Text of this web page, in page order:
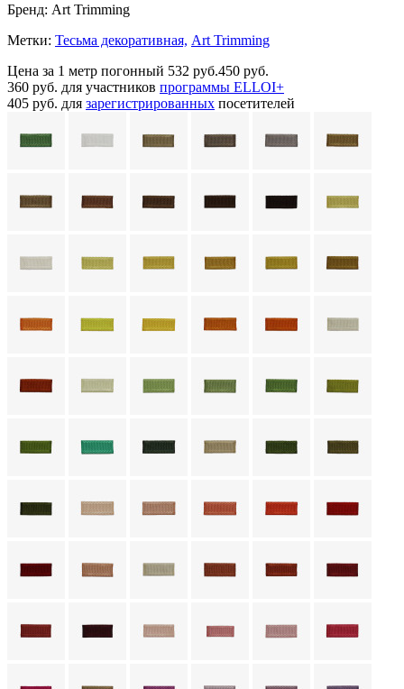
Бренд: Art Trimming
Метки: Тесьма декоративная, Art Trimming
Цена за 1 метр погонный 532 руб.450 руб.
360 руб. для участников программы ELLOI+
405 руб. для зарегистрированных посетителей